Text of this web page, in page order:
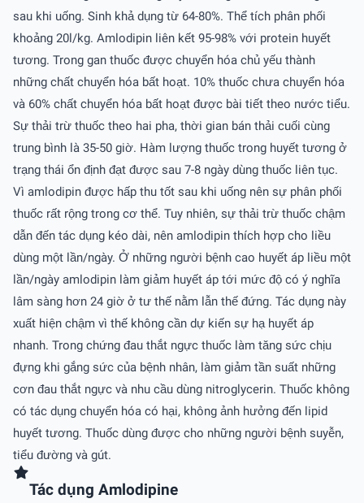
sau khi uống. Sinh khả dụng từ 64-80%. Thể tích phân phối
khoảng 20l/kg. Amlodipin liên kết 95-98% với protein huyết
tương. Trong gan thuốc được chuyển hóa chủ yếu thành
những chất chuyển hóa bất hoạt. 10% thuốc chưa chuyển hóa
và 60% chất chuyển hóa bất hoạt được bài tiết theo nước tiểu.
Sự thải trừ thuốc theo hai pha, thời gian bán thải cuối cùng
trung bình là 35-50 giờ. Hàm lượng thuốc trong huyết tương ở
trạng thái ổn định đạt được sau 7-8 ngày dùng thuốc liên tục.
Vì amlodipin được hấp thu tốt sau khi uống nên sự phân phối
thuốc rất rộng trong cơ thể. Tuy nhiên, sự thải trừ thuốc chậm
dẫn đến tác dụng kéo dài, nên amlodipin thích hợp cho liều
dùng một lần/ngày. Ở những người bệnh cao huyết áp liều một
lần/ngày amlodipin làm giảm huyết áp tới mức độ có ý nghĩa
lâm sàng hơn 24 giờ ở tư thế nằm lẫn thế đứng. Tác dụng này
xuất hiện chậm vì thế không cần dự kiến sự hạ huyết áp
nhanh. Trong chứng đau thắt ngực thuốc làm tăng sức chịu
đựng khi gắng sức của bệnh nhân, làm giảm tần suất những
cơn đau thắt ngực và nhu cầu dùng nitroglycerin. Thuốc không
có tác dụng chuyển hóa có hại, không ảnh hưởng đến lipid
huyết tương. Thuốc dùng được cho những người bệnh suyễn,
tiểu đường và gút.
Tác dụng Amlodipine